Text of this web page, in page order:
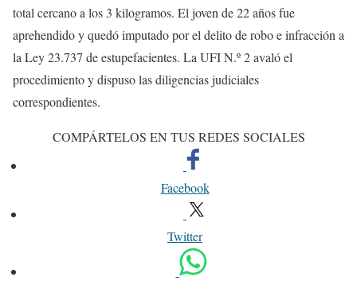
total cercano a los 3 kilogramos. El joven de 22 años fue
aprehendido y quedó imputado por el delito de robo e infracción a
la Ley 23.737 de estupefacientes. La UFI N.º 2 avaló el
procedimiento y dispuso las diligencias judiciales
correspondientes.
COMPÁRTELOS EN TUS REDES SOCIALES
Facebook
Twitter